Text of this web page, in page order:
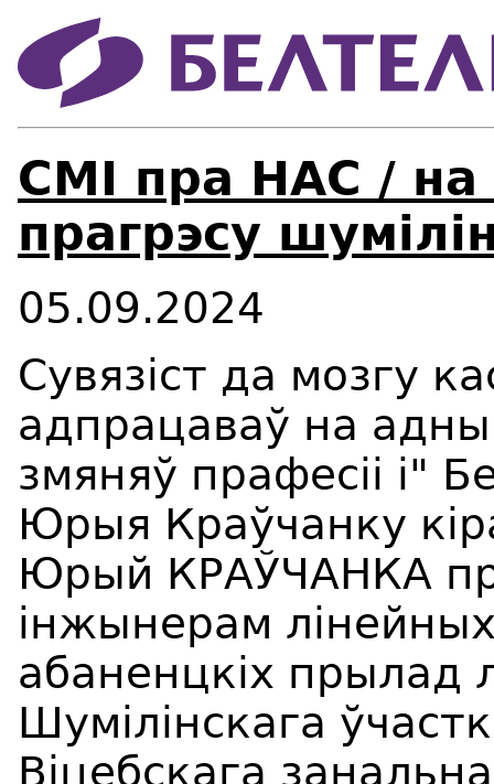
СМІ пра НАС / на
прагрэсу
05.09.2024
Сувязіст да мозгу
адпрацаваў на
змяняў прафесіі і"
Юрыя Краўчанку
Юрый КРАЎЧАНКА
інжынерам лінейных
абаненцкіх прылад
Шумілінскага
Віцебскага